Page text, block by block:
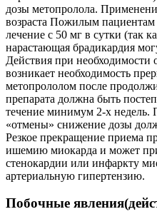
дозы метопролола.
возраста Пожилым пациентам
лечение с 50 мг в сутки (так
нарастающая брадикардия
Действия при необходимости
возникает необходимость
метопрололом после
препарата должна быть
течение минимум 2-х недель.
«отмены» снижение дозы
Резкое прекращение приема
ишемию миокарда и может
стенокардии или инфаркту
артериальную гипертензию.
Побочные